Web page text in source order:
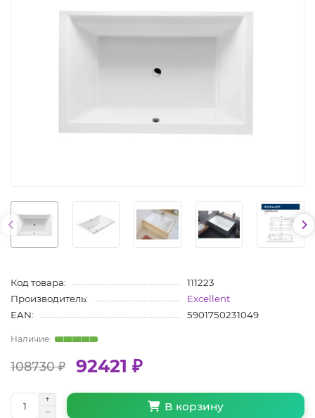
Код товара:
111223
Производитель:
Excellent
EAN:
5901750231049
108730 ₽ 92421 ₽
В корзину